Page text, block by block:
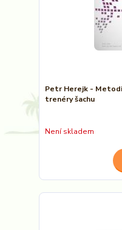
Petr Herejk -
trenéry šachu
Není skladem